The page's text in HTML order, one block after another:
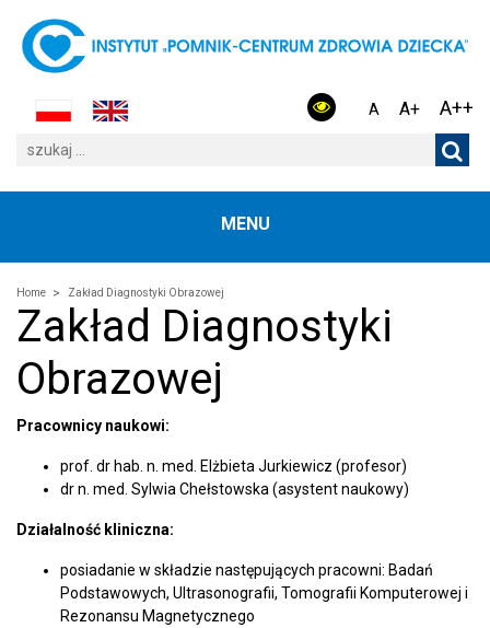
A A+ A++
MENU
Home Zakład Diagnostyki Obrazowej
Zakład Diagnostyki
Obrazowej
Pracownicy naukowi:
prof. dr hab. n. med. Elżbieta Jurkiewicz (profesor)
dr n. med. Sylwia Chełstowska (asystent naukowy)
Działalność kliniczna:
posiadanie w składzie następujących pracowni: Badań
Podstawowych, Ultrasonografii, Tomografii Komputerowej i
Rezonansu Magnetycznego